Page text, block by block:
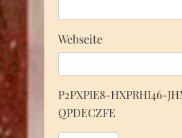
Webseite
P2PXPIE8-HXPRHI46-
QPDECZFE